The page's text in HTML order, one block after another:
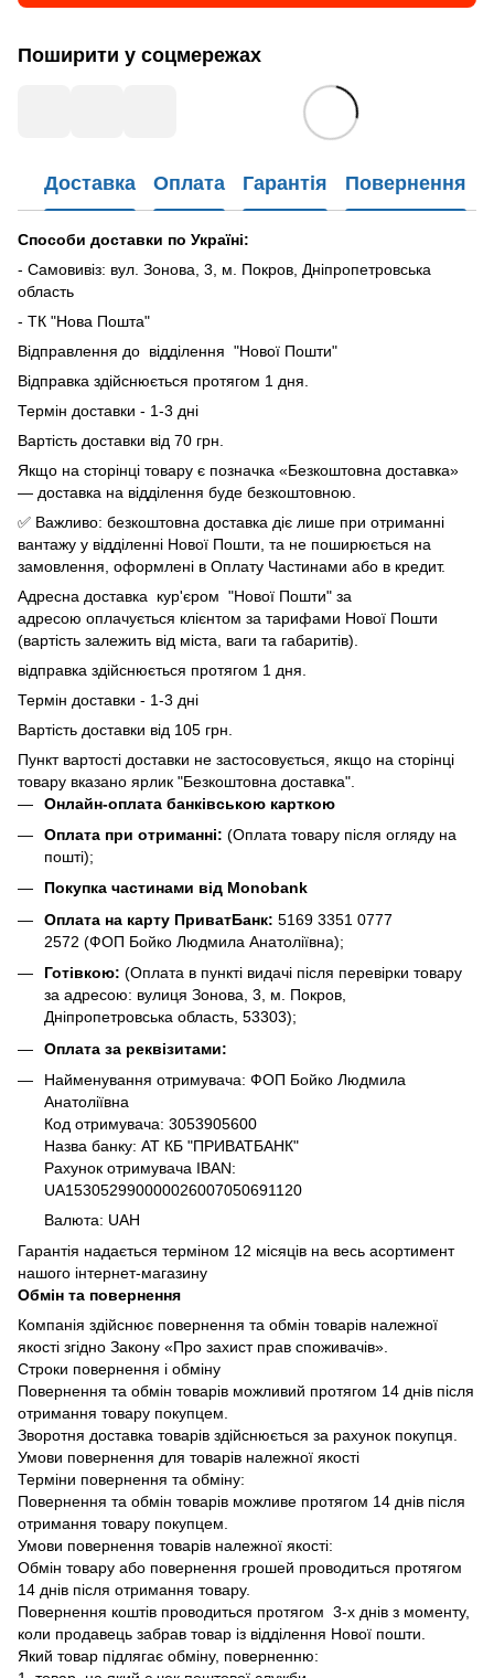
Поширити у соцмережах
Доставка Оплата Гарантія Повернення
Способи доставки по Україні:
- Самовивіз: вул. Зонова, 3, м. Покров, Дніпропетровська
область
- ТК "Нова Пошта"
Відправлення до відділення "Нової Пошти"
Відправка здійснюється протягом 1 дня.
Термін доставки - 1-3 дні
Вартість доставки від 70 грн.
Якщо на сторінці товару є позначка «Безкоштовна доставка»
— доставка на відділення буде безкоштовною.
✅ Важливо: безкоштовна доставка діє лише при отриманні
вантажу у відділенні Нової Пошти, та не поширюється на
замовлення, оформлені в Оплату Частинами або в кредит.
Адресна доставка кур'єром "Нової Пошти" за
адресою оплачується клієнтом за тарифами Нової Пошти
(вартість залежить від міста, ваги та габаритів).
відправка здійснюється протягом 1 дня.
Термін доставки - 1-3 дні
Вартість доставки від 105 грн.
Пункт вартості доставки не застосовується, якщо на сторінці
товару вказано ярлик "Безкоштовна доставка".
Онлайн-оплата банківською карткою
Оплата при отриманні: (Оплата товару після огляду на
пошті);
Покупка частинами від Monobank
Оплата на карту ПриватБанк: 5169 3351 0777
2572 (ФОП Бойко Людмила Анатоліївна);
Готівкою: (Оплата в пункті видачі після перевірки товару
за адресою: вулиця Зонова, 3, м. Покров,
Дніпропетровська область, 53303);
Оплата за реквізитами:
Найменування отримувача: ФОП Бойко Людмила
Анатоліївна
Код отримувача: 3053905600
Назва банку: АТ КБ "ПРИВАТБАНК"
Рахунок отримувача IBAN:
UA153052990000026007050691120
Валюта: UAH
Гарантія надається терміном 12 місяців на весь асортимент
нашого інтернет-магазину
Обмін та повернення
Компанія здійснює повернення та обмін товарів належної
якості згідно Закону «Про захист прав споживачів».
Строки повернення і обміну
Повернення та обмін товарів можливий протягом 14 днів після
отримання товару покупцем.
Зворотня доставка товарів здійснюється за рахунок покупця.
Умови повернення для товарів належної якості
Терміни повернення та обміну:
Повернення та обмін товарів можливе протягом 14 днів після
отримання товару покупцем.
Умови повернення товарів належної якості:
Обмін товару або повернення грошей проводиться протягом
14 днів після отримання товару.
Повернення коштів проводиться протягом 3-х днів з моменту,
коли продавець забрав товар із відділення Нової пошти.
Який товар підлягає обміну, поверненню: